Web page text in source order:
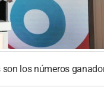
son los números